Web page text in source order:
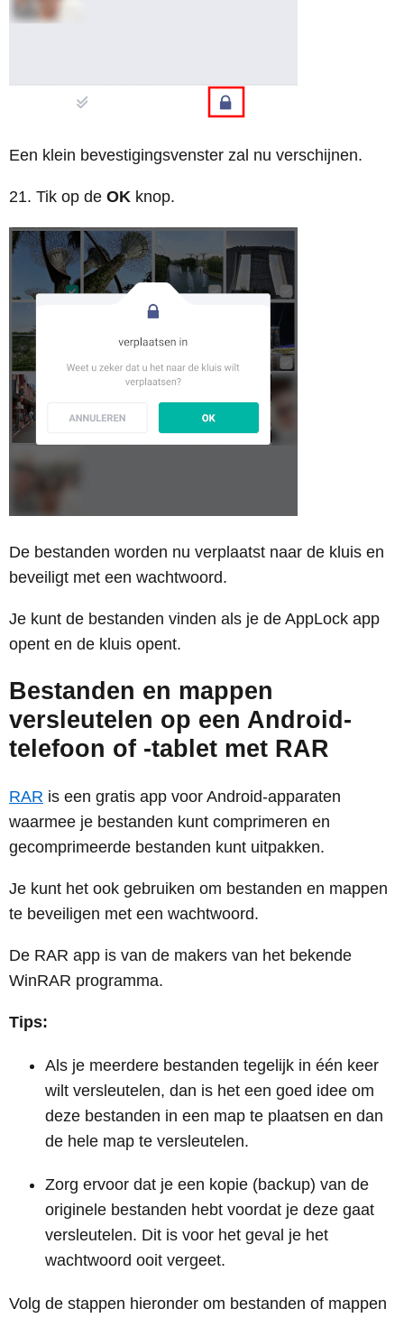
Een klein bevestigingsvenster zal nu verschijnen.
21. Tik op de OK knop.
De bestanden worden nu verplaatst naar de kluis en
beveiligt met een wachtwoord.
Je kunt de bestanden vinden als je de AppLock app
opent en de kluis opent.
Bestanden en mappen
versleutelen op een Android-
telefoon of -tablet met RAR
RAR is een gratis app voor Android-apparaten
waarmee je bestanden kunt comprimeren en
gecomprimeerde bestanden kunt uitpakken.
Je kunt het ook gebruiken om bestanden en mappen
te beveiligen met een wachtwoord.
De RAR app is van de makers van het bekende
WinRAR programma.
Tips:
Als je meerdere bestanden tegelijk in één keer
wilt versleutelen, dan is het een goed idee om
deze bestanden in een map te plaatsen en dan
de hele map te versleutelen.
Zorg ervoor dat je een kopie (backup) van de
originele bestanden hebt voordat je deze gaat
versleutelen. Dit is voor het geval je het
wachtwoord ooit vergeet.
Volg de stappen hieronder om bestanden of mappen